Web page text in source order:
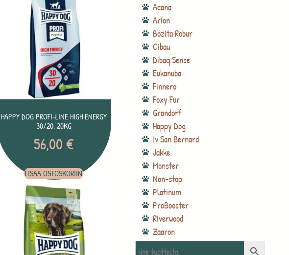
Acana
Arion
Bozita Robur
Cibau
Dibaq Sense
Eukanuba
Finnero
Foxy Fur
Grandorf
Happy Dog
Iv San Bernard
Jakke
Monster
Non-stop
Platinum
ProBooster
Riverwood
Zaaron
HAPPY DOG PROFI-LINE HIGH ENERGY
30/20, 20KG
56,00€
LISÄÄ OSTOSKORIIN